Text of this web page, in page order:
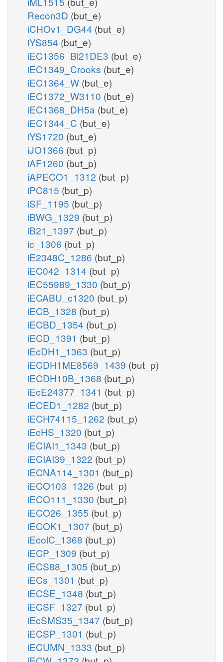
Recon3D (but_e)
iCHOv1_DG44 (but_e)
iYS854 (but_e)
iEC1356_Bl21DE3 (but_e)
iEC1349_Crooks (but_e)
iEC1364_W (but_e)
iEC1372_W3110 (but_e)
iEC1368_DH5a (but_e)
iEC1344_C (but_e)
iYS1720 (but_e)
iJO1366 (but_p)
iAF1260 (but_p)
iAPECO1_1312 (but_p)
iPC815 (but_p)
iSF_1195 (but_p)
iBWG_1329 (but_p)
iB21_1397 (but_p)
ic_1306 (but_p)
iE2348C_1286 (but_p)
iEC042_1314 (but_p)
iEC55989_1330 (but_p)
iECABU_c1320 (but_p)
iECB_1328 (but_p)
iECBD_1354 (but_p)
iECD_1391 (but_p)
iEcDH1_1363 (but_p)
iECDH1ME8569_1439 (but_p)
iECDH10B_1368 (but_p)
iEcE24377_1341 (but_p)
iECED1_1282 (but_p)
iECH74115_1262 (but_p)
iEcHS_1320 (but_p)
iECIAI1_1343 (but_p)
iECIAI39_1322 (but_p)
iECNA114_1301 (but_p)
iECO103_1326 (but_p)
iECO111_1330 (but_p)
iECO26_1355 (but_p)
iECOK1_1307 (but_p)
iEcolC_1368 (but_p)
iECP_1309 (but_p)
iECS88_1305 (but_p)
iECs_1301 (but_p)
iECSE_1348 (but_p)
iECSF_1327 (but_p)
iEcSMS35_1347 (but_p)
iECSP_1301 (but_p)
iECUMN_1333 (but_p)